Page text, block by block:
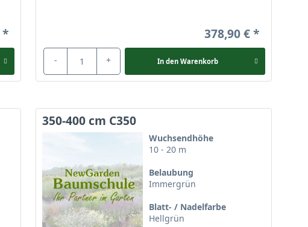
378,90 €
- + In den Warenkorb
350-400 cm C350
Wuchsendhöhe
10 - 20 m
Belaubung
Immergrün
Blatt- / Nadelfarbe
Hellgrün